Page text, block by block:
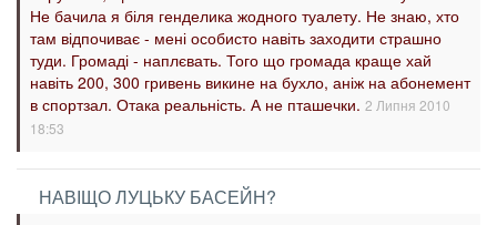
Не бачила я біля генделика жодного туалету. Не знаю, хто
там відпочиває - мені особисто навіть заходити страшно
туди. Громаді - наплєвать. Того що громада краще хай
навіть 200, 300 гривень викине на бухло, аніж на абонемент
в спортзал. Отака реальність. А не пташечки. 2 Липня 2010
18:53
НАВІЩО ЛУЦЬКУ БАСЕЙН?